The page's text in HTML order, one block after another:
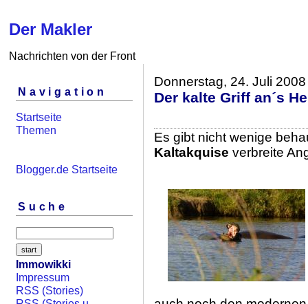
Der Makler
Nachrichten von der Front
Navigation
Startseite
Themen
Blogger.de Startseite
Suche
Immowikki
Impressum
RSS (Stories)
Donnerstag, 24. Juli 2008
Der kalte Griff an´s
Es gibt nicht wenige
Kaltakquise verbreite